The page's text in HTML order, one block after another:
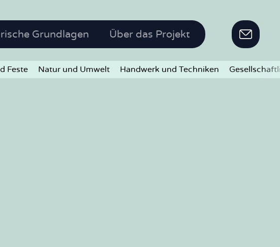
Grundlagen Über das Projekt
Feste Natur und Umwelt Handwerk und Techniken